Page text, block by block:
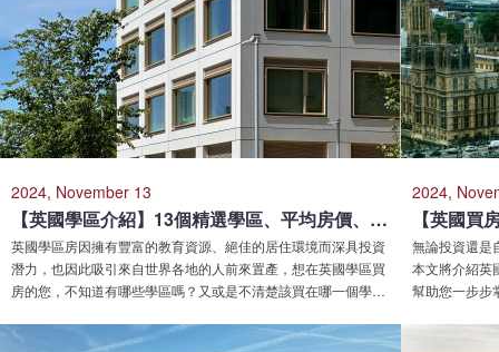
2024, November 13
【英國學區介紹】13個精選學區、平均房價、建案優勢告訴您
英國學區房因擁有豐富的教育資源、絕佳的居住環境而深具投資
潛力，也因此吸引來自世界各地的人前來置產，想在英國學區買
房的您，不知道有哪些學區嗎？又或是不清楚該買在哪一個學區
案的3大優勢、平均房價，幫助您掌握英國學區投資好處及所需
2024,
無論投資還是
本文將介紹英
幫助您一步步